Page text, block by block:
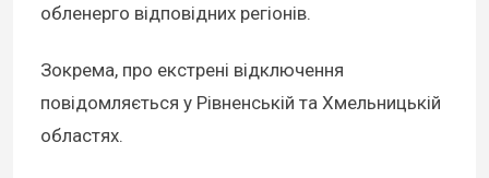
обленерго відповідних регіонів.
Зокрема, про екстрені відключення
повідомляється у Рівненській та Хмельницькій
областях.